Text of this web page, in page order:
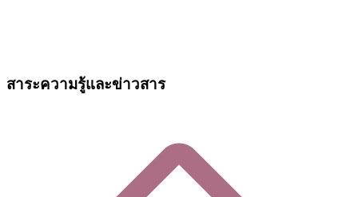
สาระความรู้และข่าวสาร